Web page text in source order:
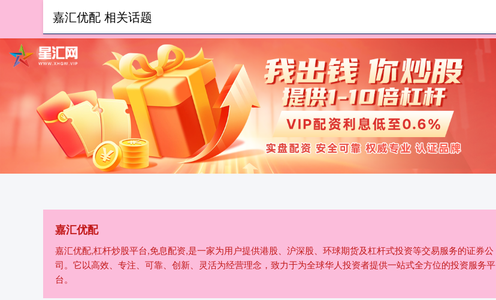
嘉汇优配
嘉汇优配,杠杆炒股平台,免息配资,是一家为用户提供港股、沪深股、环球期货及杠杆式投资等交易服务的证券公
司。它以高效、专注、可靠、创新、灵活为经营理念，致力于为全球华人投资者提供一站式全方位的投资服务平
台。
嘉汇优配 相关话题